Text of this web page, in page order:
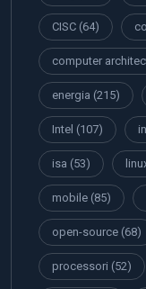
CISC (64)
computer
energia (215)
Intel (107)
isa (53)
mobile (85)
open-source (68)
processori (52)